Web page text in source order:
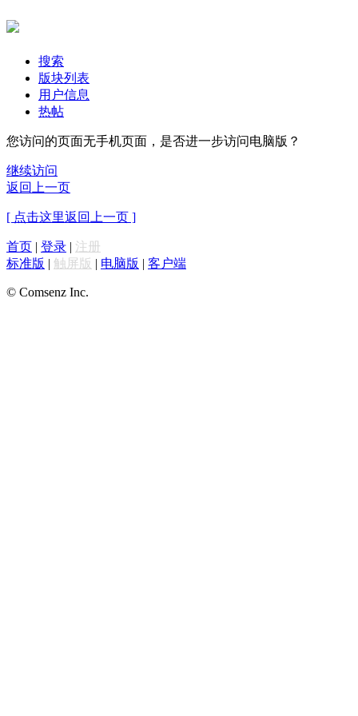
搜索
版块列表
用户信息
热帖
您访问的页面无手机页面，是否进一步访问电脑版？
继续访问
返回上一页
[ 点击这里返回上一页 ]
首页 | 登录 | 注册
标准版 | 触屏版 | 电脑版 | 客户端
© Comsenz Inc.